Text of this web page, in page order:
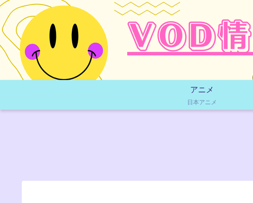
アニメ
日本アニメ